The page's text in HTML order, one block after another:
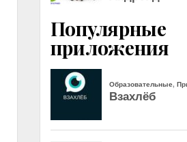
Популярные
приложения